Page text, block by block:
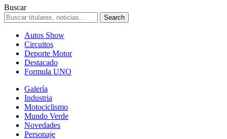
Buscar
Autos Show
Circuitos
Deporte Motor
Destacado
Formula UNO
Galería
Industria
Motociclismo
Mundo Verde
Novedades
Personaje